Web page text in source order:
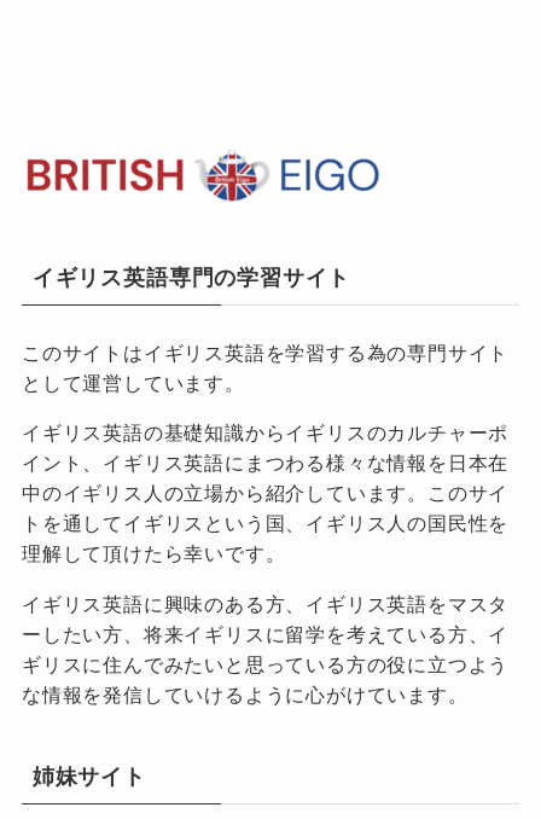
イギリス英語専門の学習サイト
このサイトはイギリス英語を学習する為の専門サイト
として運営しています。
イギリス英語の基礎知識からイギリスのカルチャーポ
イント、イギリス英語にまつわる様々な情報を日本在
中のイギリス人の立場から紹介しています。このサイ
トを通してイギリスという国、イギリス人の国民性を
理解して頂けたら幸いです。
イギリス英語に興味のある方、イギリス英語をマスタ
ーしたい方、将来イギリスに留学を考えている方、イ
ギリスに住んでみたいと思っている方の役に立つよう
な情報を発信していけるように心がけています。
姉妹サイト